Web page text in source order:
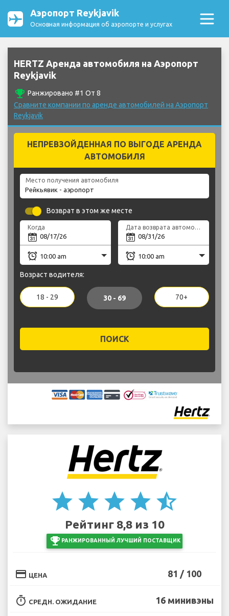
Аэропорт Reykjavik
Основная информация об аэропорте и услугах
HERTZ Аренда автомобиля на Аэропорт
Reykjavik
emoji_events Ранжировано #1 От 8
Сравните компании по аренде автомобилей на Аэропорт
Reykjavik
НЕПРЕВЗОЙДЕННАЯ ПО ВЫГОДЕ АРЕНДА
АВТОМОБИЛЯ
Место получения автомобиля
Возврат в этом же месте
Когда Дата возврата автомобиля
Возраст водителя:
18 - 29 30 - 69 70+
ПОИСК
star star star star star_half
Рейтинг 8,8 из 10
emoji_events РАНЖИРОВАННЫЙ ЛУЧШИЙ ПОСТАВЩИК
credit_card ЦЕНА 81 / 100
timer СРЕДН. ОЖИДАНИЕ 16 минивэны